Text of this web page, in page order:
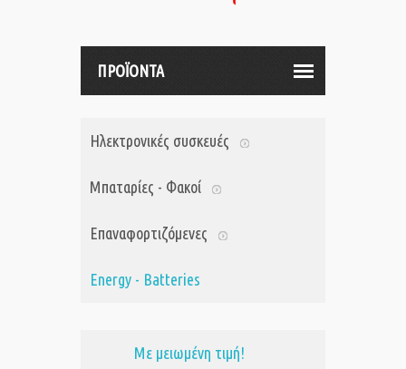
ΠΡΟΪΟΝΤΑ
Ηλεκτρονικές συσκευές
Μπαταρίες - Φακοί
Επαναφορτιζόμενες
Energy - Batteries
Με μειωμένη τιμή!